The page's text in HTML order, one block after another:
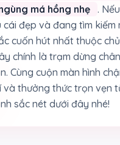
má hồng nhẹ .
cái đẹp và đang tìm kiếm
cuốn hút nhất thuộc
chính là trạm dừng
Cùng cuộn màn hình
và thưởng thức trọn vẹn
sắc nét dưới đây nhé!